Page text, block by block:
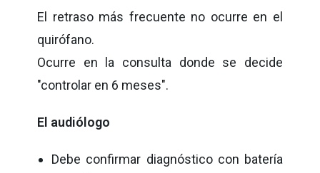
El retraso más frecuente no ocurre en el
quirófano.
Ocurre en la consulta donde se decide
"controlar en 6 meses".
El audiólogo
Debe confirmar diagnóstico con batería